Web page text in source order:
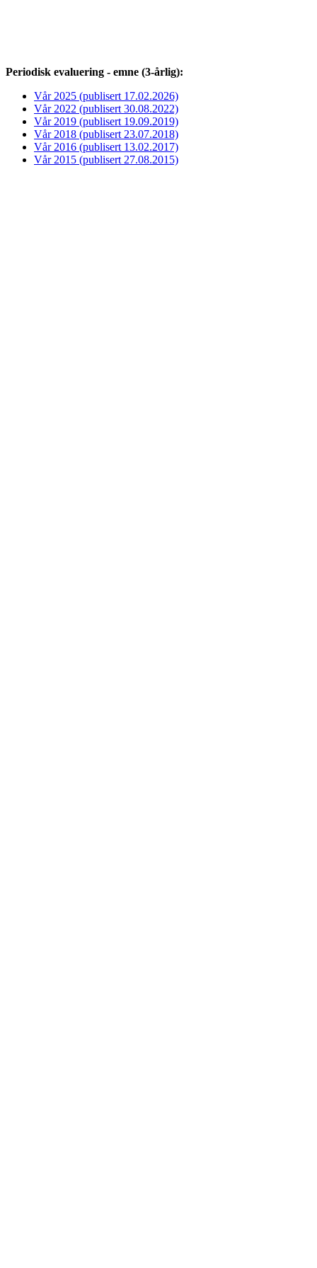
Periodisk evaluering - emne (3-årlig):
Vår 2025 (publisert 17.02.2026)
Vår 2022 (publisert 30.08.2022)
Vår 2019 (publisert 19.09.2019)
Vår 2018 (publisert 23.07.2018)
Vår 2016 (publisert 13.02.2017)
Vår 2015 (publisert 27.08.2015)